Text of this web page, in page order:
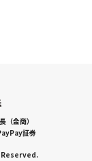
（金商）
証券